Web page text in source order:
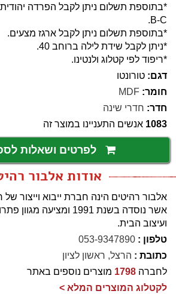
B-C.
*בתוספת תשלום ניתן לקבל ארגז מצעים.
*ניתן לקבל שידת לילה ברוחב 40.
*ריפוד לפי קטלוג ולנטינו.
דגם: טורונטו
חומר: MDF
חדר: חדרי שינה
1083 אנשים התעניינו במוצר זה
לפרטים ושאלות
אודות אלבור
אלבור רהיטים הינה חברת ייבוא וייצור של
אשר נוסדה בשנת 1991
ועיצוב הבית.
טלפון : 053-9347890
כתובת : הרצל, ראשון לציון
לחברה 1798 מוצרים נוספים באתר
לקטלוג המוצרים המלא >